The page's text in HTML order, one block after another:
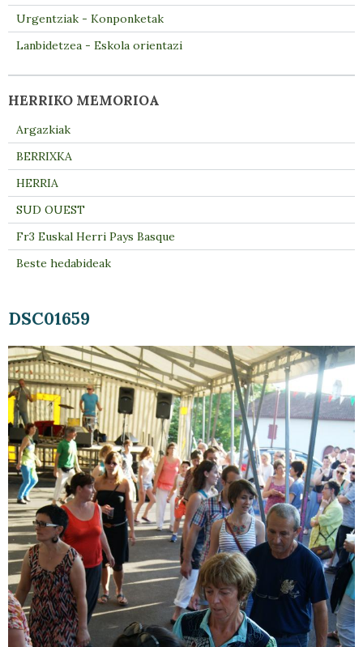
DSC01659
Urgentziak - Konponketak
Lanbidetzea - Eskola orientazi
HERRIKO MEMORIOA
Argazkiak
BERRIXKA
HERRIA
SUD OUEST
Fr3 Euskal Herri Pays Basque
Beste hedabideak